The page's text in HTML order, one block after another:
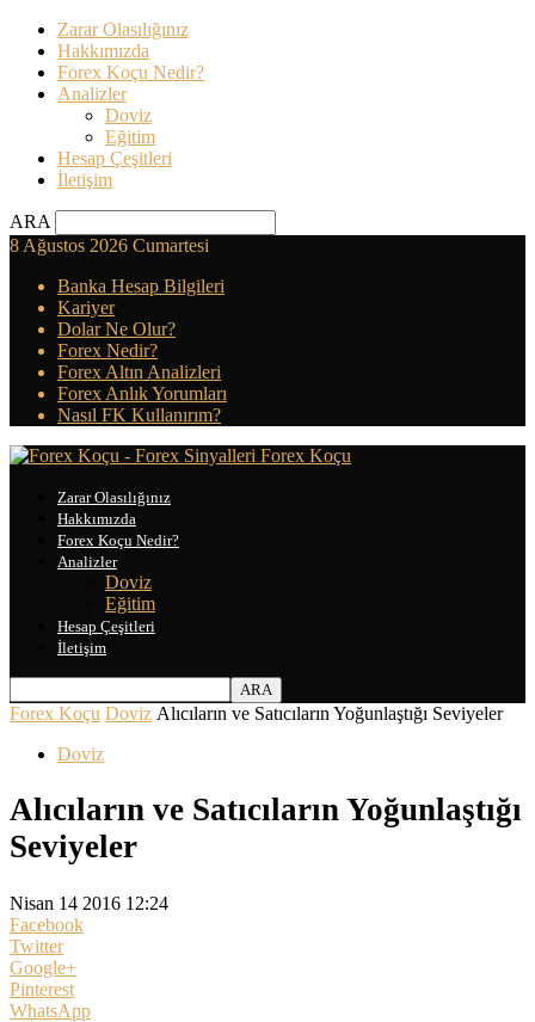
Zarar Olasılığınız
Hakkımızda
Forex Koçu Nedir?
Analizler
Doviz
Eğitim
Hesap Çeşitleri
İletişim
ARA
8 Ağustos 2026 Cumartesi
Banka Hesap Bilgileri
Kariyer
Dolar Ne Olur?
Forex Nedir?
Forex Altın Analizleri
Forex Anlık Yorumları
Nasıl FK Kullanırım?
Forex Koçu
Zarar Olasılığınız
Hakkımızda
Forex Koçu Nedir?
Analizler
Doviz
Eğitim
Hesap Çeşitleri
İletişim
Forex Koçu Doviz Alıcıların ve Satıcıların Yoğunlaştığı Seviyeler
Doviz
Alıcıların ve Satıcıların Yoğunlaştığı
Seviyeler
Nisan 14 2016 12:24
Facebook
Twitter
Google+
Pinterest
WhatsApp